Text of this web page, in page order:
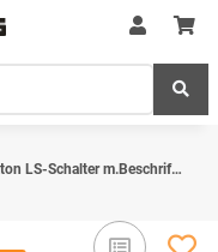
eaton LS-Schalter m.Beschrift. PXL-B16/3 236388 (1er)